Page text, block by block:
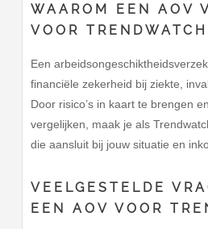
WAAROM EEN AOV
VOOR
Een
financiële zekerheid bij ziekte,
Door risico’s in kaart te brengen
vergelijken, maak je als
die aansluit bij jouw situatie en
VEELGESTELDE
EEN AOV VOOR